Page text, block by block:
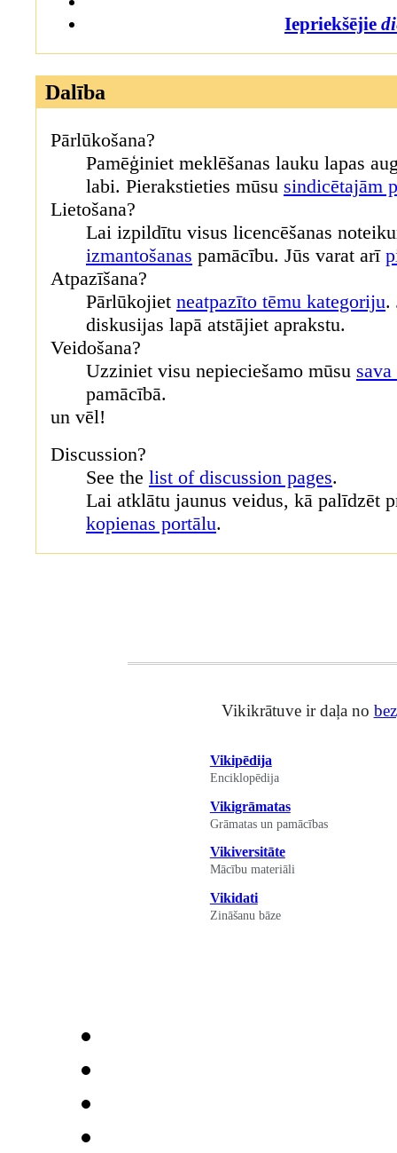
Iepriekšējie
Dalība
Pārlūkošana?
Pamēģiniet meklēšanas lauku lapas
labi. Pierakstieties mūsu sindicētajām
Lietošana?
Lai izpildītu visus licencēšanas
izmantošanas pamācību. Jūs varat arī
Atpazīšana?
Pārlūkojiet neatpazīto tēmu kategoriju.
diskusijas lapā atstājiet aprakstu.
Veidošana?
Uzziniet visu nepieciešamo mūsu
pamācībā.
un vēl!
Discussion?
See the list of discussion pages.
Lai atklātu jaunus veidus, kā palīdzēt
kopienas portālu.
Vikikrātuve ir daļa no
Vikipēdija
Enciklopēdija
Vikigrāmatas
Grāmatas un pamācības
Vikiversitāte
Mācību materiāli
Vikidati
Zināšanu bāze